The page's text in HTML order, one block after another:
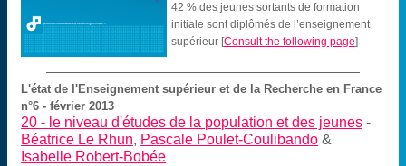
42 % des jeunes sortants de formation
initiale sont diplômés de l’enseignement
supérieur [Consult the following page]
L'état de l'Enseignement supérieur et de la Recherche en France
n°6 - février 2013
20 - le niveau d'études de la population et des jeunes -
Béatrice Le Rhun, Pascale Poulet-Coulibando &
Isabelle Robert-Bobée